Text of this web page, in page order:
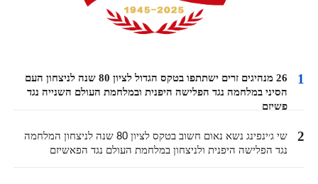
1
26 מנהיגים זרים ישתתפו בטקס הגדול לציון 80 שנה לניצחון העם
הסיני במלחמה נגד הפלישה היפנית ובמלחמת העולם השנייה נגד
פשיזם
2
שי ג׳ינפינג נשא נאום חשוב בטקס לציון 80 שנה לניצחון המלחמה
נגד הפלישה היפנית ולניצחון במלחמת העולם נגד הפאשיזם